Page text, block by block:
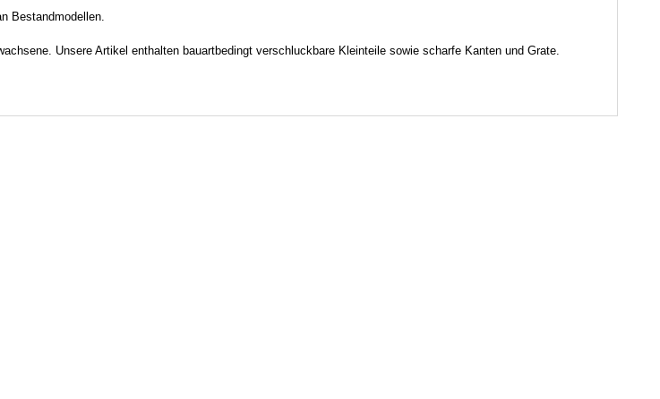
Bestandmodellen.
Unsere Artikel enthalten bauartbedingt verschluckbare Kleinteile sowie scharfe Kanten und Grate.